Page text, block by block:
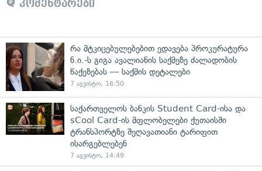
კომენტარები
რა მტკიცებულებებით ედავება პროკურატურა
ნ.ი.-ს გიგა ავალიანის საქმეზე ძალადობის
წაქეზებას — საქმის დეტალები
7 აგვისტო, 16:50
საქართველოს ბანკის Student Card-ისა და
sCool Card-ის მფლობელები ქუთაისში
ტრანსპორტზე შეღავათიანი ტარიფით
ისარგებლებენ
7 აგვისტო, 14:49